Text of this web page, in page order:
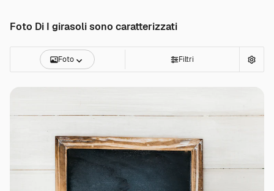
Foto Di I girasoli sono caratterizzati
Foto Filtri